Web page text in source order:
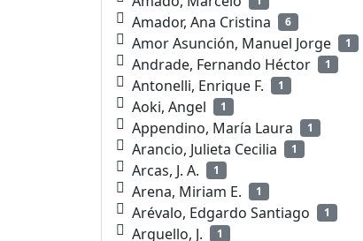
Amador, Ana Cristina 6
Amor Asunción, Manuel Jorge 1
Andrade, Fernando Héctor 1
Antonelli, Enrique F. 1
Aoki, Angel 1
Appendino, María Laura 1
Arancio, Julieta Cecilia 1
Arcas, J. A. 1
Arena, Miriam E. 1
Arévalo, Edgardo Santiago 1
Arguello, J. 1